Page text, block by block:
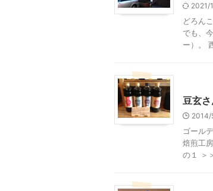
2021/
どろん
でも、
ー）。
豆玄
2014/
ゴール
焙煎工
の１ ＞